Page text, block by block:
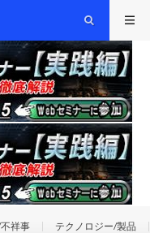
祥事 テクノロジー/製品